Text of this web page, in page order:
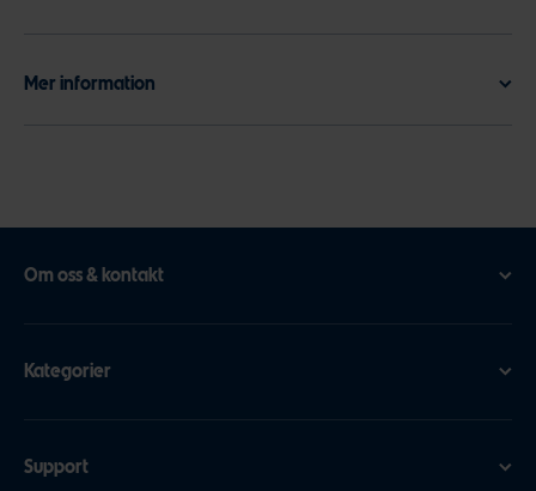
Mer information
Om oss & kontakt
Kategorier
Support